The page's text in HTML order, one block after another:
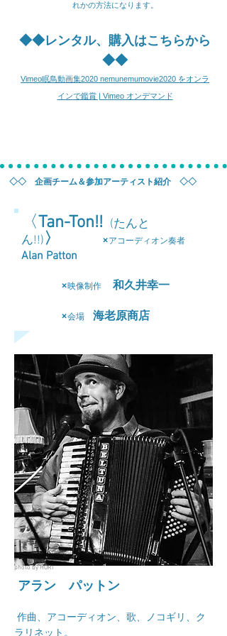
れかの方法になります。
◆◆レンタル、購入はこちらから
◆◆​
Vimeo眠鳥動画集2020 nemunemumovie2020 をオンラ
インで鑑賞 | Vimeo オンデマンド
◇◇ 企画チーム＆参加アーティスト紹介 ◇◇
​〈Tan-Ton!! (たんと
ん!!) 〉 ×アコーディオン奏者
Alan Patton
×映像制作 和久井幸一
×会場 海老原商店
photo by HORI
アラン パットン
作曲、アコーディオン、歌、ノコギリ、ク
ラリネット。